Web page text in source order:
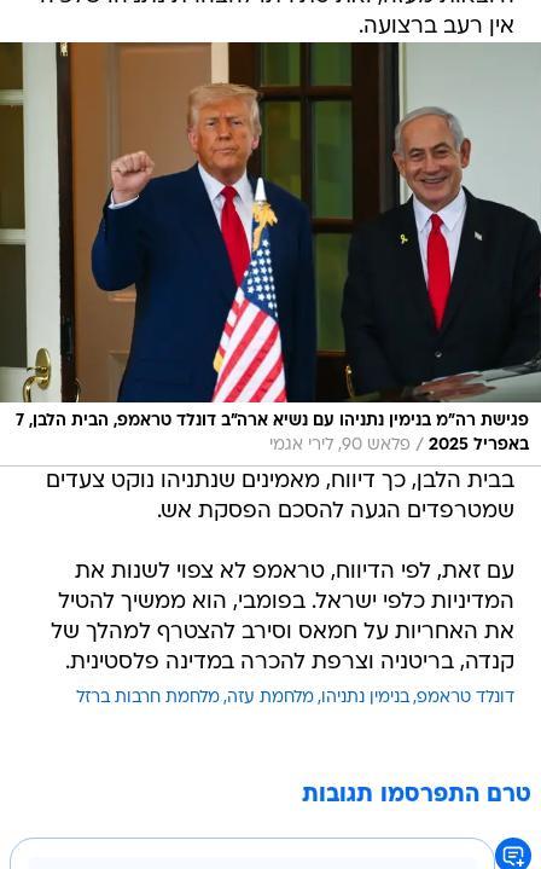
אין רעב ברצועה.
פגישת רה"מ בנימין נתניהו עם נשיא ארה"ב דונלד טראמפ, הבית הלבן, 7
באפריל 2025
/ פלאש 90, לירי אגמי
בבית הלבן, כך דיווח, מאמינים שנתניהו נוקט צעדים
שמטרפדים הגעה להסכם הפסקת אש.
עם זאת, לפי הדיווח, טראמפ לא צפוי לשנות את
המדיניות כלפי ישראל. בפומבי, הוא ממשיך להטיל
את האחריות על חמאס וסירב להצטרף למהלך של
קנדה, בריטניה וצרפת להכרה במדינה פלסטינית.
דונלד טראמפ בנימין נתניהו מלחמת עזה מלחמת חרבות ברזל
טרם התפרסמו תגובות